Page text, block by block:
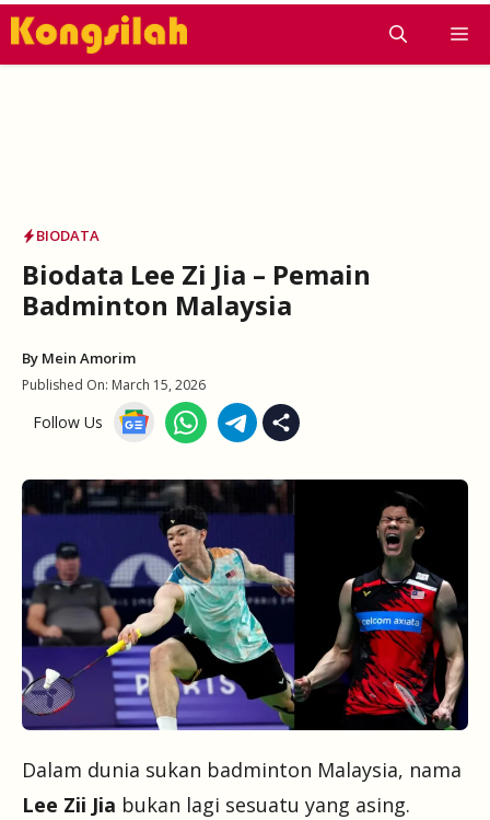
Skip
BIODATA
Biodata Lee Zi Jia – Pemain
Badminton Malaysia
By Mein Amorim
Published On: March 15, 2026
Follow Us
Dalam dunia sukan badminton Malaysia, nama
Lee Zii Jia bukan lagi sesuatu yang asing.